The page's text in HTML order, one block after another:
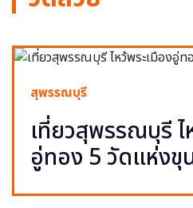
สุพรรณบุรี
เที่ยวสุพรรณบุรี ไ
อู่ทอง 5 วัดแห่งขุ